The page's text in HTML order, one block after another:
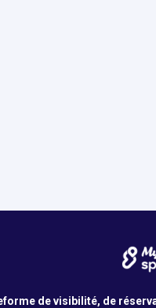
de visibilité, de